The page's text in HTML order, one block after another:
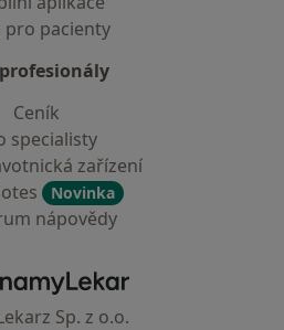
pro pacienty
Ceník
specialisty
zařízení
Novinka
nápovědy
ZnamyLekar - Hlavní stránka
Sp. z o.o.